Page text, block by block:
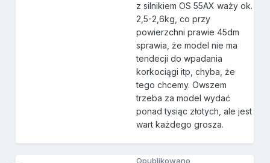
z silnikiem OS 55AX waży ok.
2,5-2,6kg, co przy
powierzchni prawie 45dm
sprawia, że model nie ma
tendecji do wpadania
korkociągi itp, chyba, że
tego chcemy. Owszem
trzeba za model wydać
ponad tysiąc złotych, ale jest
wart każdego grosza.
Opublikowano